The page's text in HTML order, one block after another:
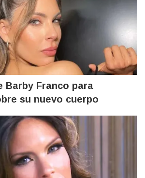
Barby Franco para
su nuevo cuerpo